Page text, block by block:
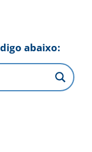
abaixo: